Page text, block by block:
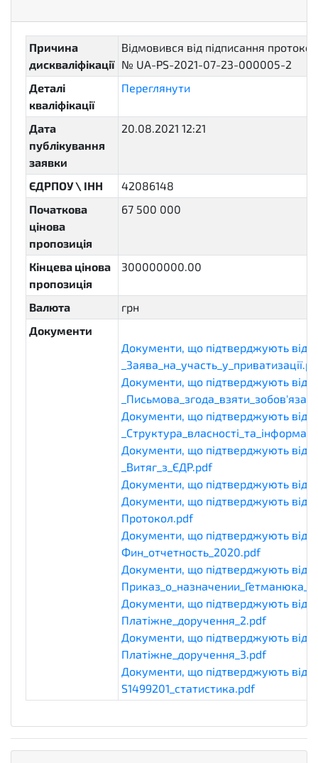
Причина
дискваліфікації
Відмовився від підписання
№ UA-PS-2021-07-23-000005-2
Деталі
кваліфікації
Переглянути
Дата
публікування
заявки
20.08.2021 12:21
ЄДРПОУ \ ІНН
42086148
Початкова
цінова
пропозиція
67 500 000
Кінцева цінова
пропозиція
300000000.00
Валюта
грн
Документи
Документи, що підтверджують
Документи, що підтверджують
Документи, що підтверджують
Документи, що підтверджують
_Витяг_з_ЄДР.pdfeligibilityDocuments
Документи, що підтверджують
Документи, що підтверджують
Протокол.pdfeligibilityDocuments
Документи, що підтверджують
Фин_отчетность_2020.pdf
Документи, що підтверджують
Документи, що підтверджують
Платіжне_доручення_2.pdf
Документи, що підтверджують
Платіжне_доручення_3.pdf
Документи, що підтверджують
S1499201_статистика.pdf